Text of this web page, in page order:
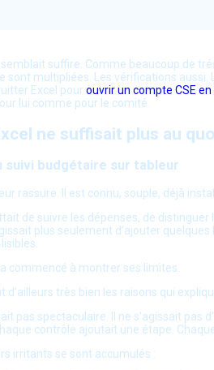
suffire. Comme beaucoup de
sont multipliées. Les vérifications
Excel pour ouvrir un compte CSE en
lui comme pour le comité.
ne suffisait plus au
suivi budgétaire sur tableur
rassure. Il est connu, souple, déjà
de suivre les dépenses, de
plus seulement d’ajouter
a commencé à montrer ses limites.
d’ailleurs très bien les raisons qui
pas spectaculaire. Il ne s’agissait
contrôle ajoutait une étape.
irritants se sont accumulés :